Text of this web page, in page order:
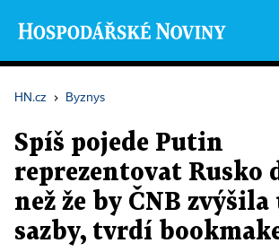
HN.cz › Byznys
Spíš pojede Putin
reprezentovat Rusko
než že by ČNB
sazby, tvrdí